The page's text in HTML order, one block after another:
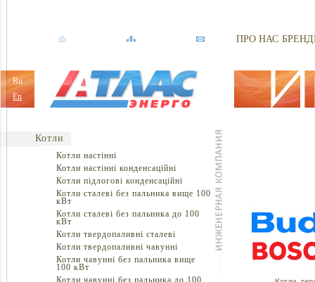
Ru
En
ПРО НАС
Котли
Котли настінні
Котли настінні конденсаційні
Котли підлогові конденсаційні
Котли сталеві без пальника вище 100
кВт
Котли сталеві без пальника до 100
кВт
Котли твердопаливні сталеві
Котли твердопаливні чавунні
Котли чавунні без пальника вище
100 кВт
Котли чавунні без пальника до 100